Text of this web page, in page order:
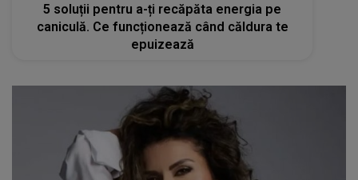
5 soluții pentru a-ți recăpăta energia pe
caniculă. Ce funcționează când căldura te
epuizează